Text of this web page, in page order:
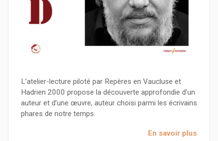
L’atelier-lecture piloté par Repères en Vaucluse et
Hadrien 2000 propose la découverte approfondie d’un
auteur et d’une œuvre, auteur choisi parmi les écrivains
phares de notre temps.
En savoir plus